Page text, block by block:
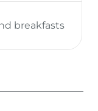
breakfasts